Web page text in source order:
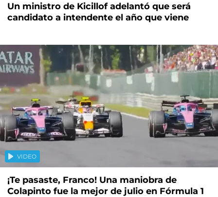
Un ministro de Kicillof adelantó que será
candidato a intendente el año que viene
VIDEO
¡Te pasaste, Franco! Una maniobra de
Colapinto fue la mejor de julio en Fórmula 1